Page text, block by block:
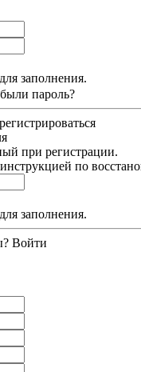
заполнения.
пароль?
при регистрации.
по
заполнения.
Войти